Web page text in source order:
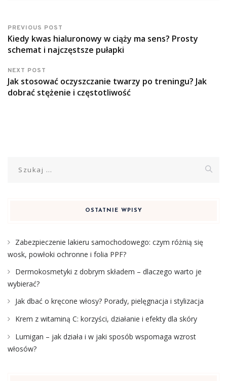
PREVIOUS POST
Kiedy kwas hialuronowy w ciąży ma sens? Prosty
schemat i najczęstsze pułapki
NEXT POST
Jak stosować oczyszczanie twarzy po treningu? Jak
dobrać stężenie i częstotliwość
OSTATNIE WPISY
Zabezpieczenie lakieru samochodowego: czym różnią się
wosk, powłoki ochronne i folia PPF?
Dermokosmetyki z dobrym składem – dlaczego warto je
wybierać?
Jak dbać o kręcone włosy? Porady, pielęgnacja i stylizacja
Krem z witaminą C: korzyści, działanie i efekty dla skóry
Lumigan – jak działa i w jaki sposób wspomaga wzrost
włosów?